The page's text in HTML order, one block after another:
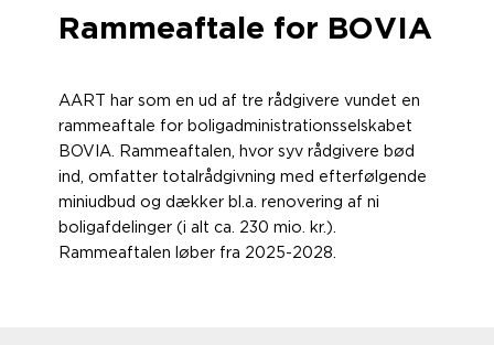
Rammeaftale for BOVIA
AART har som en ud af tre rådgivere vundet en
rammeaftale for boligadministrationsselskabet
BOVIA. Rammeaftalen, hvor syv rådgivere bød
ind, omfatter totalrådgivning med efterfølgende
miniudbud og dækker bl.a. renovering af ni
boligafdelinger (i alt ca. 230 mio. kr.).
Rammeaftalen løber fra 2025-2028.